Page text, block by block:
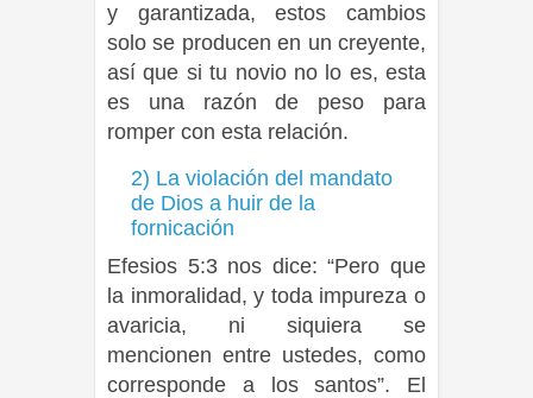
y garantizada, estos cambios
solo se producen en un creyente,
así que si tu novio no lo es, esta
es una razón de peso para
romper con esta relación.
2) La violación del mandato
de Dios a huir de la
fornicación
Efesios 5:3 nos dice: “Pero que
la inmoralidad, y toda impureza o
avaricia, ni siquiera se
mencionen entre ustedes, como
corresponde a los santos”. El